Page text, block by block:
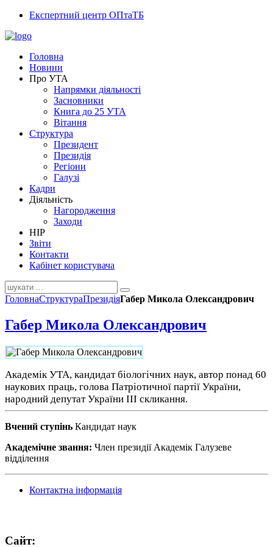
Експертний центр ОПтаТБ
Головна
Новини
Про УТА
Напрямки діяльності
Засновники
Книга до 25 УТА
Вітання
Структура
Президент
Президія
Регіони
Галузі
Кадри
Діяльність
Нагородження
Заходи
НІР
Звіти
Контакти
Кабінет користувача
ГоловнаСтруктураПрезидіяГабер Микола Олександрович
Габер Микола Олександрович
Академік УТА, кандидат біологічних наук, автор понад 60
наукових праць, голова Патріотичної партії України,
народний депутат України III скликання.
Вчений ступінь Кандидат наук
Академічне звання: Член президії Академік Галузеве
відділення
Контактна інформація
Сайт: